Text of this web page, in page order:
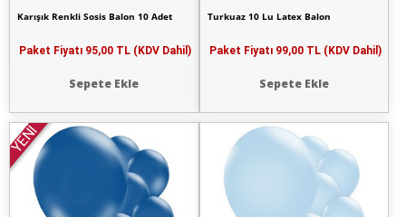
Karışık Renkli Sosis Balon 10 Adet
Paket Fiyatı 95,00 TL (KDV Dahil)
Sepete Ekle
Turkuaz 10 Lu Latex Balon
Paket Fiyatı 99,00 TL (KDV Dahil)
Sepete Ekle
YENİ